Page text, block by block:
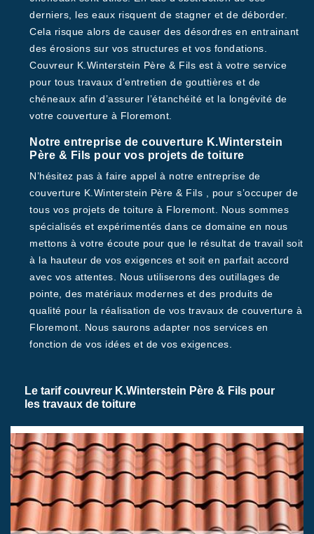
derniers, les eaux risquent de stagner et de déborder.
Cela risque alors de causer des désordres en entrainant
des érosions sur vos structures et vos fondations.
Couvreur K.Winterstein Père & Fils est à votre service
pour tous travaux d’entretien de gouttières et de
chéneaux afin d’assurer l’étanchéité et la longévité de
votre couverture à Floremont.
Notre entreprise de couverture K.Winterstein
Père & Fils pour vos projets de toiture
N’hésitez pas à faire appel à notre entreprise de
couverture K.Winterstein Père & Fils , pour s’occuper de
tous vos projets de toiture à Floremont. Nous sommes
spécialisés et expérimentés dans ce domaine en nous
mettons à votre écoute pour que le résultat de travail soit
à la hauteur de vos exigences et soit en parfait accord
avec vos attentes. Nous utiliserons des outillages de
pointe, des matériaux modernes et des produits de
qualité pour la réalisation de vos travaux de couverture à
Floremont. Nous saurons adapter nos services en
fonction de vos idées et de vos exigences.
Le tarif couvreur K.Winterstein Père & Fils pour
les travaux de toiture